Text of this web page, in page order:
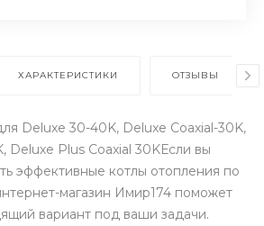
ХАРАКТЕРИСТИКИ ОТЗЫВЫ
Deluxe 30-40K, Deluxe Coaxial-30K,
Deluxe Plus Coaxial 30KЕсли вы
эффективные котлы отопления по
магазин Имир174 поможет
вариант под ваши задачи.